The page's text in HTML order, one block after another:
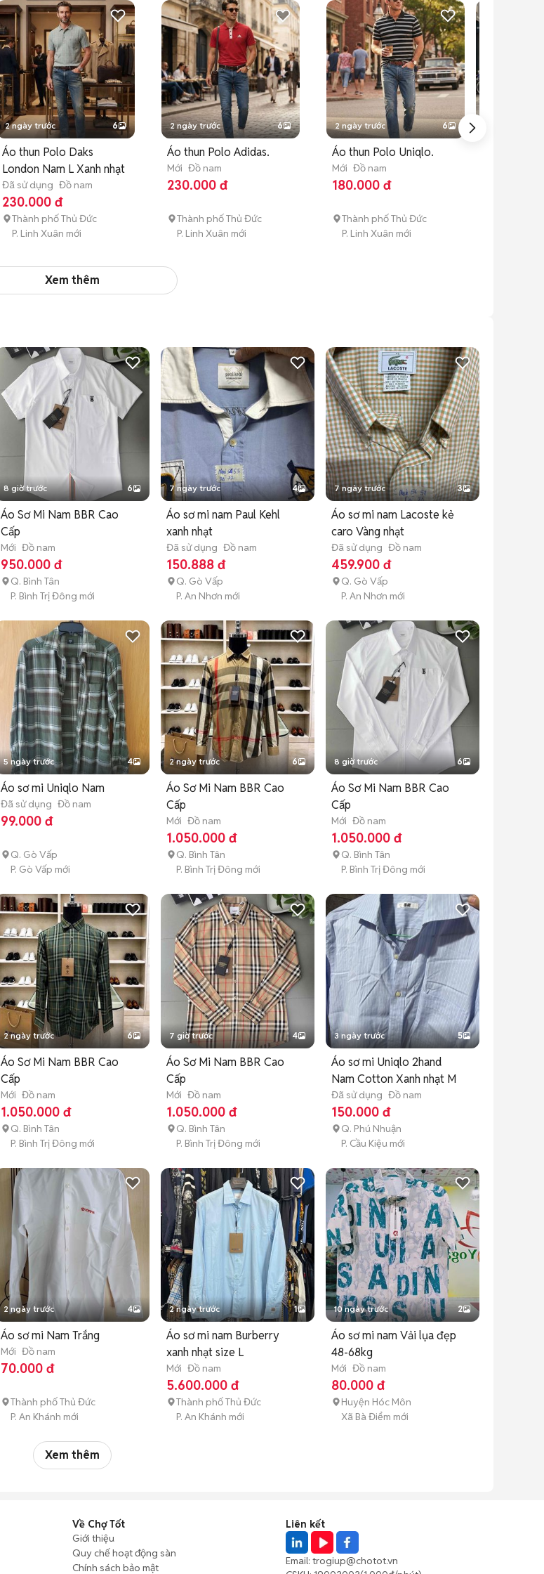
2 ngày trước 6
Áo thun Polo Daks
London Nam L Xanh nhạt
Đã sử dụng Đồ nam
230.000 đ
Thành phố Thủ Đức
P. Linh Xuân mới
2 ngày trước 6
Áo thun Polo Adidas.
Mới Đồ nam
230.000 đ
Thành phố Thủ Đức
P. Linh Xuân mới
2 ngày trước 6
Áo thun Polo Uniqlo.
Mới Đồ nam
180.000 đ
Thành phố Thủ Đức
P. Linh Xuân mới
Xem thêm
8 giờ trước 6
Áo Sơ Mi Nam BBR Cao
Cấp
Mới Đồ nam
950.000 đ
Q. Bình Tân
P. Bình Trị Đông mới
7 ngày trước 4
Áo sơ mi nam Paul Kehl
xanh nhạt
Đã sử dụng Đồ nam
150.888 đ
Q. Gò Vấp
P. An Nhơn mới
7 ngày trước 3
Áo sơ mi nam Lacoste kẻ
caro Vàng nhạt
Đã sử dụng Đồ nam
459.900 đ
Q. Gò Vấp
P. An Nhơn mới
5 ngày trước 4
Áo sơ mi Uniqlo Nam
Đã sử dụng Đồ nam
99.000 đ
Q. Gò Vấp
P. Gò Vấp mới
2 ngày trước 6
Áo Sơ Mi Nam BBR Cao
Cấp
Mới Đồ nam
1.050.000 đ
Q. Bình Tân
P. Bình Trị Đông mới
8 giờ trước 6
Áo Sơ Mi Nam BBR Cao
Cấp
Mới Đồ nam
1.050.000 đ
Q. Bình Tân
P. Bình Trị Đông mới
2 ngày trước 6
Áo Sơ Mi Nam BBR Cao
Cấp
Mới Đồ nam
1.050.000 đ
Q. Bình Tân
P. Bình Trị Đông mới
7 giờ trước 4
Áo Sơ Mi Nam BBR Cao
Cấp
Mới Đồ nam
1.050.000 đ
Q. Bình Tân
P. Bình Trị Đông mới
3 ngày trước 5
Áo sơ mi Uniqlo 2hand
Nam Cotton Xanh nhạt M
Đã sử dụng Đồ nam
150.000 đ
Q. Phú Nhuận
P. Cầu Kiệu mới
2 ngày trước 4
Áo sơ mi Nam Trắng
Mới Đồ nam
70.000 đ
Thành phố Thủ Đức
P. An Khánh mới
2 ngày trước 1
Áo sơ mi nam Burberry
xanh nhạt size L
Mới Đồ nam
5.600.000 đ
Thành phố Thủ Đức
P. An Khánh mới
10 ngày trước 2
Áo sơ mi nam Vải lụa đẹp
48-68kg
Mới Đồ nam
80.000 đ
Huyện Hóc Môn
Xã Bà Điểm mới
Xem thêm
Về Chợ Tốt
Giới thiệu
Quy chế hoạt động sàn
Chính sách bảo mật
Liên kết
Email: trogiup@chotot.vn